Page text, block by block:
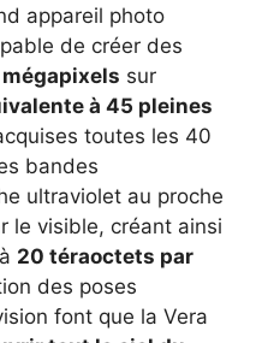
appareil photo
de créer des
sur
à 45 pleines
toutes les 40
bandes
ultraviolet au proche
le visible, créant ainsi
20 téraoctets par
des poses
font que la Vera